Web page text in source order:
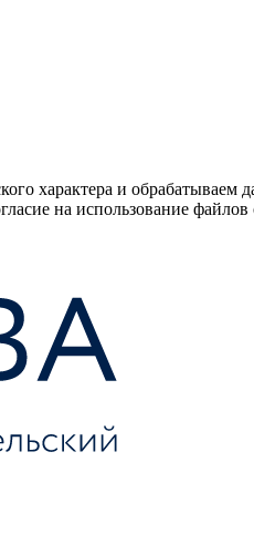
характера и обрабатываем
на использование